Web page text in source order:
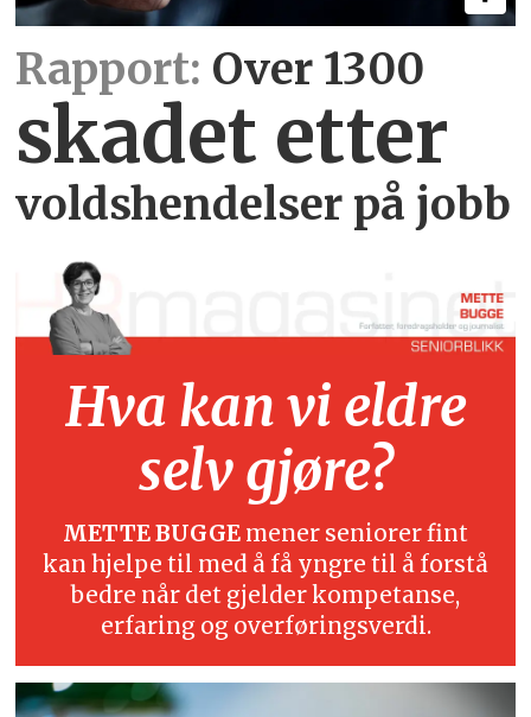
Rapport: Over 1300
skadet etter
voldshendelser på jobb
Hva kan vi eldre
selv gjøre?
METTE BUGGE mener seniorer fint
kan hjelpe til med å få yngre til å forstå
bedre når det gjelder kompetanse,
erfaring og overføringsverdi.